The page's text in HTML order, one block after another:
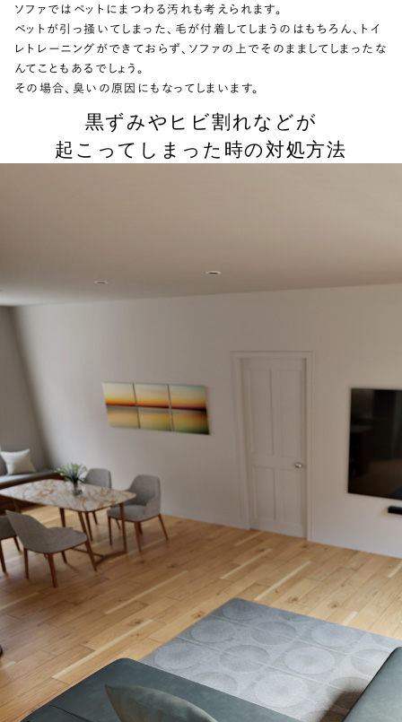
ソファではペットにまつわる汚れも考えられます。
ペットが引っ掻いてしまった、毛が付着してしまうのはもちろん、トイ
レトレーニングができておらず、ソファの上でそのまましてしまったな
んてこともあるでしょう。
その場合、臭いの原因にもなってしまいます。
黒ずみやヒビ割れなどが
起こってしまった時の対処方法